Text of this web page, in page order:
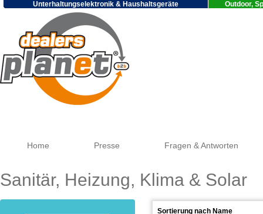
Unterhaltungselektronik & Haushaltsgeräte Outdoor,
Home Presse Fragen & Antworten
Sanitär, Heizung, Klima & Solar